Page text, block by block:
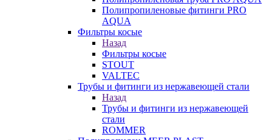
Полипропиленовые фитинги PRO
AQUA
Фильтры косые
Назад
Фильтры косые
STOUT
VALTEC
Трубы и фитинги из нержавеющей стали
Назад
Трубы и фитинги из нержавеющей
стали
ROMMER